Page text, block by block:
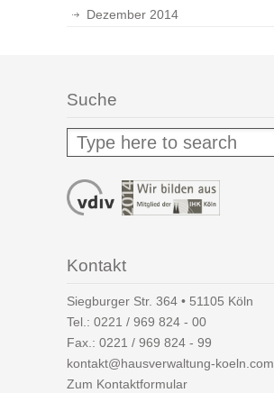
Dezember 2014
Suche
Kontakt
Siegburger Str. 364 • 51105 Köln
Tel.: 0221 / 969 824 - 00
Fax.: 0221 / 969 824 - 99
kontakt@hausverwaltung-koeln.com
Zum Kontaktformular